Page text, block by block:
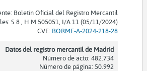
Boletín Oficial del Registro Mercantil
S 8 , H M 505051, I/A 11 (05/11/2024)
CVE: BORME-A-2024-218-28
Datos del registro mercantil de Madrid
Número de acto: 482.734
Número de página: 50.992